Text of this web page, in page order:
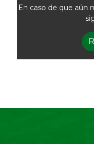
En caso de que aún